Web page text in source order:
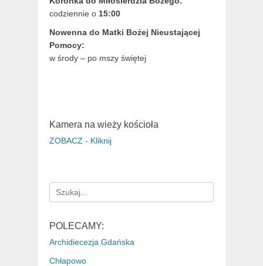
codziennie o 15:00
Nowenna do Matki Bożej Nieustającej
Pomocy:
w środy – po mszy świętej
Kamera na wieży kościoła
ZOBACZ - Kliknij
Search
for:
POLECAMY:
Archidiecezja Gdańska
Chłapowo